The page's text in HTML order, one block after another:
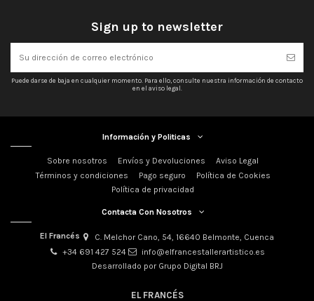
Sign up to newsletter
Puede darse de baja en cualquier momento. Para ello, consulte nuestra información de contacto
en el aviso legal.
Información y Politicas
Sobre nosotros Envíos y Devoluciones
Aviso Legal
Términos y condiciones
Pago seguro
Política de Cookies
Política de privacidad
Contacta Con Nosotros
El Francés
C. Melchor Cano, 54, 16640 Belmonte, Cuenca
+34 691 427 524
info@elfrancestallerartistico.es
Desarrollado por Grupo Digital BRJ
EL FRANCÉS